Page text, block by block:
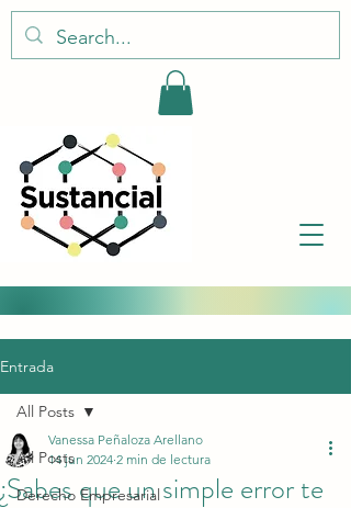
Entrada
All Posts
Derecho Empresarial
All Posts
¿Sabes que un simple error te
Vanessa Peñaloza Arellano
14 jun 2024 2 min de lectura